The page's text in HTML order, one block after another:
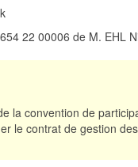
22 00006 de M. EHL
la convention de
le contrat de gestion